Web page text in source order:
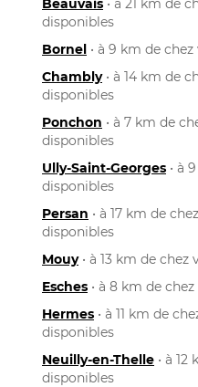
Beauvais • à 21 km de
disponibles
Bornel • à 9 km de
Chambly• à 14 km de
disponibles
Ponchon • à 7 km de
disponibles
Ully-Saint-Georges • à
disponibles
Persan • à 17 km de
disponibles
Mouy• à 13 km de chez
Esches • à 8 km de
Hermes • à 11 km de
disponibles
Neuilly-en-Thelle • à
disponibles